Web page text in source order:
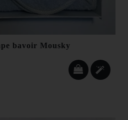
bavoir Mousky